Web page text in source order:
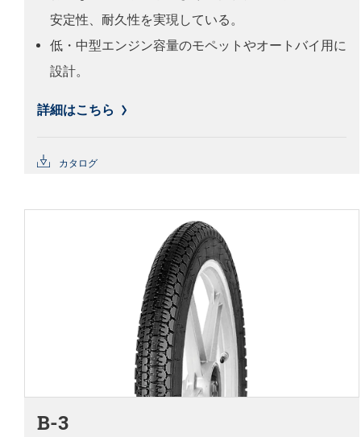
安定性、耐久性を実現している。
低・中型エンジン容量のモペットやオートバイ用に
設計。
詳細はこちら
カタログ
B-3